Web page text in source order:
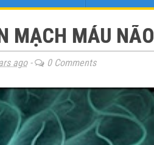
MẠCH MÁU NÃO
ago- 0 Comments